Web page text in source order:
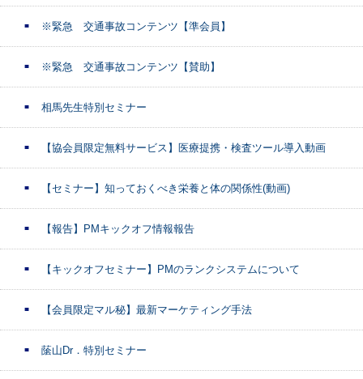
※緊急 交通事故コンテンツ【準会員】
※緊急 交通事故コンテンツ【賛助】
相馬先生特別セミナー
【協会員限定無料サービス】医療提携・検査ツール導入動画
【セミナー】知っておくべき栄養と体の関係性(動画)
【報告】PMキックオフ情報報告
【キックオフセミナー】PMのランクシステムについて
【会員限定マル秘】最新マーケティング手法
䕃山Dr．特別セミナー